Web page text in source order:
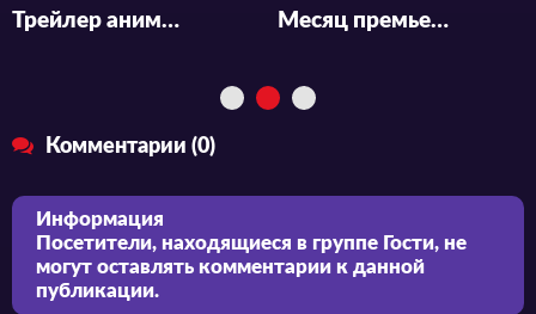
Трейлер аниме-сериала «Ichijouma Mankitsugurashi!» Месяц премьеры и подробности аниме «Kanan-sama wa Akumade Choroi»
Комментарии (0)
Информация
Посетители, находящиеся в группе Гости, не
могут оставлять комментарии к данной
публикации.